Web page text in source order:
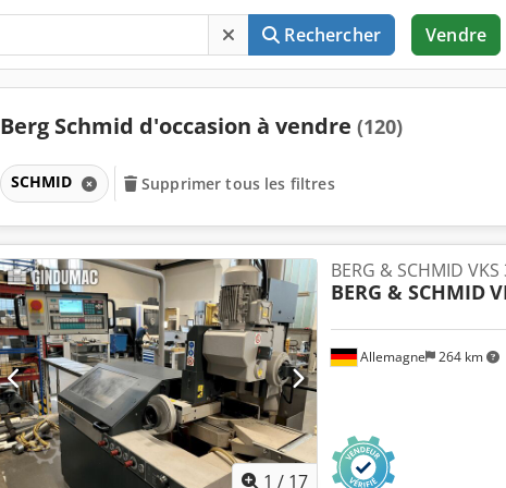
Rechercher Vendre
Berg Schmid d'occasion à vendre (120)
SCHMID Supprimer tous les filtres
1 / 17
Allemagne 264 km
BERG & SCHMID VKS
BERG & SCHMID